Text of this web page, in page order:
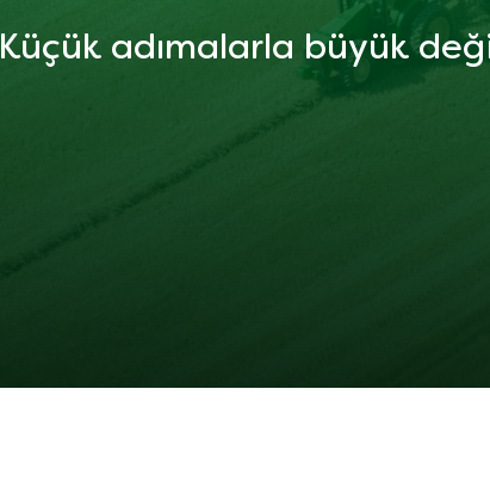
Küçük adımalarla büyük